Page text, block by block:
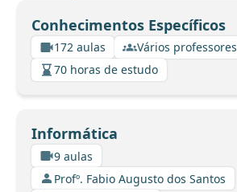
Conhecimentos Específicos
172 aulas
Vários professores
70 horas de estudo
Informática
9 aulas
Profº. Fabio Augusto dos Santos